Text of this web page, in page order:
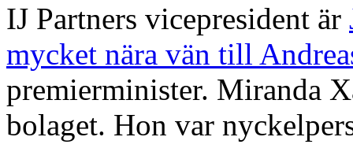
IJ Partners vicepresident är
mycket nära vän till
premierminister. Miranda
bolaget. Hon var